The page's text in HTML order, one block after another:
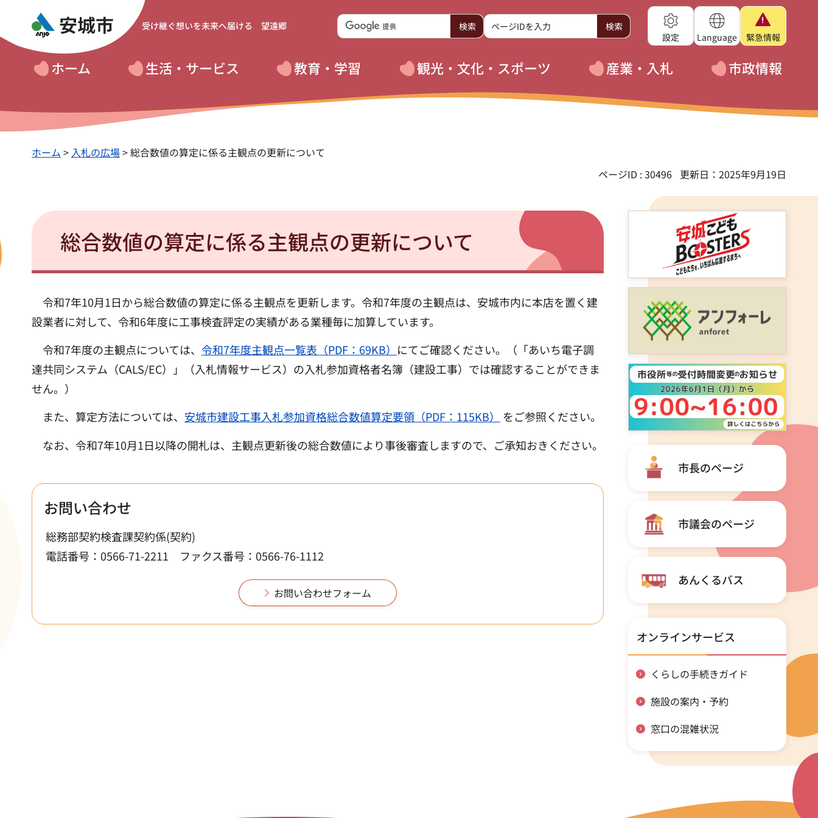
受け継ぐ想いを未来へ届ける 望遠郷
設定
Language 緊急情報
ホーム 生活・サービス 教育・学習 観光・文化・スポーツ 産業・入札 市政情報
ホーム > 入札の広場> 総合数値の算定に係る主観点の更新について
ページID : 30496 更新日：2025年9月19日
総合数値の算定に係る主観点の更新について
令和7年10月1日から総合数値の算定に係る主観点を更新します。令和7年度の主観点は、安城市内に本店を置く建
設業者に対して、令和6年度に工事検査評定の実績がある業種毎に加算しています。
令和7年度の主観点については、 令和7年度主観点一覧表（PDF：69KB） にてご確認ください。（「あいち電子調
達共同システム（CALS/EC）」（入札情報サービス）の入札参加資格者名簿（建設工事）では確認することができま
せん。）
また、算定方法については、 安城市建設工事入札参加資格総合数値算定要領（PDF：115KB）
をご参照ください。
なお、令和7年10月1日以降の開札は、主観点更新後の総合数値により事後審査しますので、ご承知おきください。
お問い合わせ
総務部契約検査課契約係(契約)
電話番号：0566-71-2211
ファクス番号：0566-76-1112
市長のページ
市議会のページ
あんくるバス
オンラインサービス
くらしの手続きガイド
施設の案内・予約
窓口の混雑状況